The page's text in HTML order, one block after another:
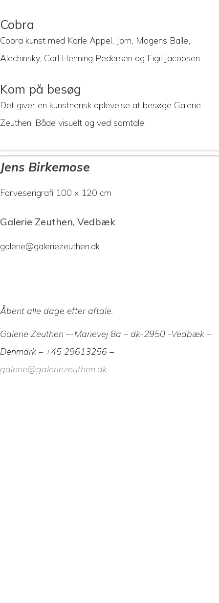
Cobra
Cobra kunst med Karle Appel, Jorn, Mogens Balle,
Alechinsky, Carl Henning Pedersen og Eigil Jacobsen
Kom på besøg
Det giver en kunstnerisk oplevelse at besøge Galerie
Zeuthen. Både visuelt og ved samtale.
Jens Birkemose
Farveserigrafi 100 x 120 cm
Galerie Zeuthen, Vedbæk
galerie@galeriezeuthen.dk
Åbent alle dage efter aftale.
Galerie Zeuthen –-Marievej 8a – dk-2950 -Vedbæk –
Denmark – +45 29613256 –
galerie@galeriezeuthen.dk